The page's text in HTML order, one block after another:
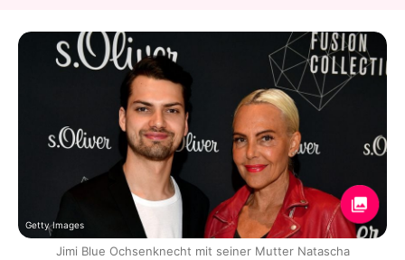
Getty Images
Jimi Blue Ochsenknecht mit seiner Mutter Natascha